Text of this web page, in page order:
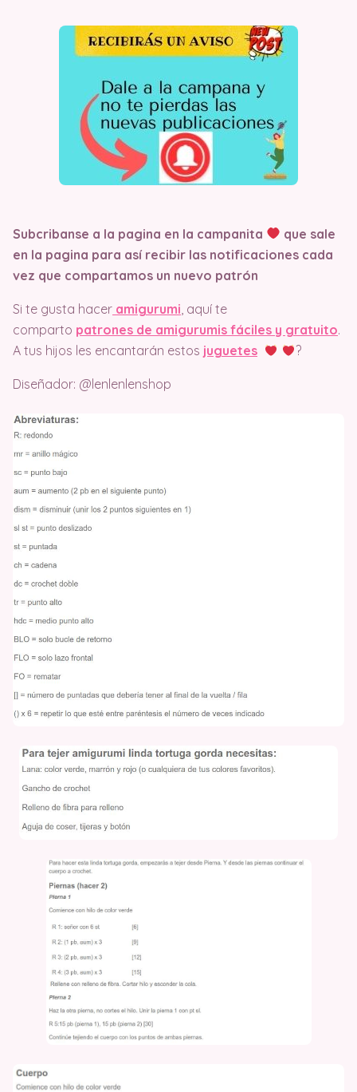
Subcribanse a la pagina en la campanita
que sale
en la pagina para así recibir las notificaciones cada
vez que compartamos un nuevo patrón
Si te gusta hacer amigurumi , aquí te
comparto patrones de amigurumis fáciles y gratuito.
A tus hijos les encantarán estos juguetes ?
Diseñador: @lenlenlenshop